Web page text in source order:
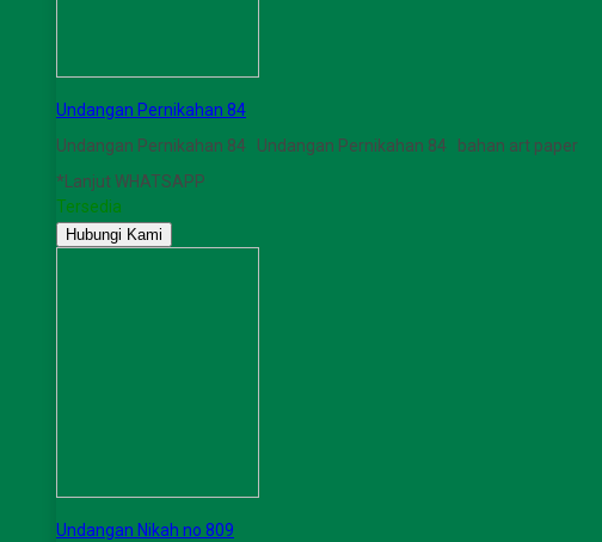
Undangan Pernikahan 84
Undangan Pernikahan 84 Undangan Pernikahan 84 bahan art paper
*Lanjut WHATSAPP
Tersedia
Hubungi Kami
Undangan Nikah no 809